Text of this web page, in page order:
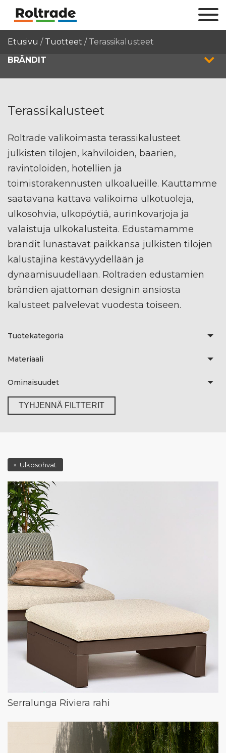
Etusivu / Tuotteet / Terassikalusteet
BRÄNDIT
Terassikalusteet
Roltrade valikoimasta terassikalusteet
julkisten tilojen, kahviloiden, baarien,
ravintoloiden, hotellien ja
toimistorakennusten ulkoalueille. Kauttamme
saatavana kattava valikoima ulkotuoleja,
ulkosohvia, ulkopöytiä, aurinkovarjoja ja
valaistuja ulkokalusteita. Edustamamme
brändit lunastavat paikkansa julkisten tilojen
kalustajina kestävyydellään ja
dynaamisuudellaan. Roltraden edustamien
brändien ajattoman designin ansiosta
kalusteet palvelevat vuodesta toiseen.
Tuotekategoria
Materiaali
Ominaisuudet
TYHJENNÄ FILTTERIT
Ulkosohvat
Serralunga Riviera rahi